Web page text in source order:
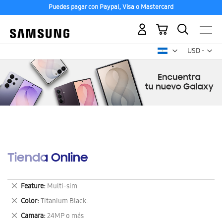
Puedes pagar con Paypal, Visa o Mastercard
USD -
dólar
Mi carrito
Tienda Online
Feature Multi-sim
Eliminar
este
artículo
Color Titanium Black.
Eliminar
este
Camara 24MP o más
Eliminar